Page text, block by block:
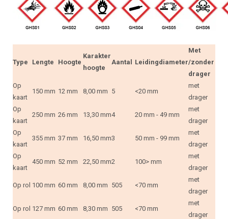
Type Lengte Hoogte
Karakter
hoogte
Aantal Leidingdiameter
Met
/zonder
drager
Op
kaart
150 mm 12 mm 8,00 mm 5 <20 mm
met
drager
Op
kaart
250 mm 26 mm 13,30 mm4 20 mm - 49 mm
met
drager
Op
kaart
355 mm 37 mm 16,50 mm3 50 mm - 99 mm
met
drager
Op
kaart
450 mm 52 mm 22,50 mm2 100> mm
met
drager
Op rol 100 mm 60 mm 8,00 mm 505 <70 mm
met
drager
Op rol 127 mm 60 mm 8,30 mm 505 <70 mm
met
drager